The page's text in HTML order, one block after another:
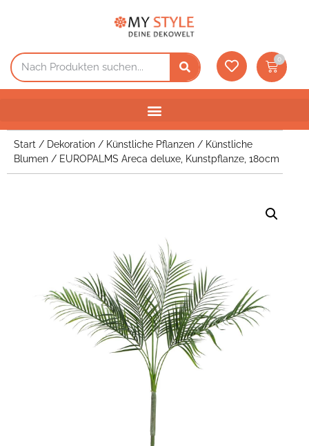
0
Start / Dekoration / Künstliche Pflanzen / Künstliche
Blumen / EUROPALMS Areca deluxe, Kunstpflanze, 180cm